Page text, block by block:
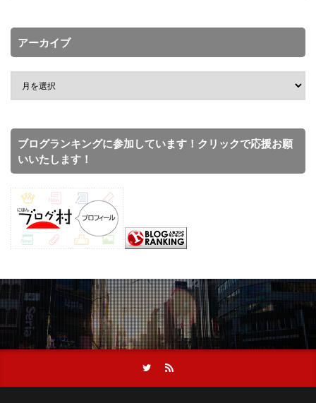
アーカイブ
ブログランキングに参加しています！クリックで応援お願
いいたします！